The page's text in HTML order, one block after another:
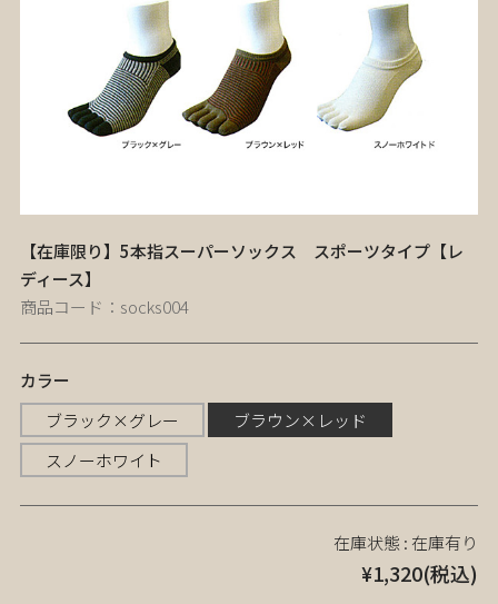
【在庫限り】5本指スーパーソックス スポーツタイプ【レ
ディース】
商品コード：socks004
カラー
ブラック×グレー
ブラウン×レッド
スノーホワイト
在庫状態 : 在庫有り
¥1,320(税込)